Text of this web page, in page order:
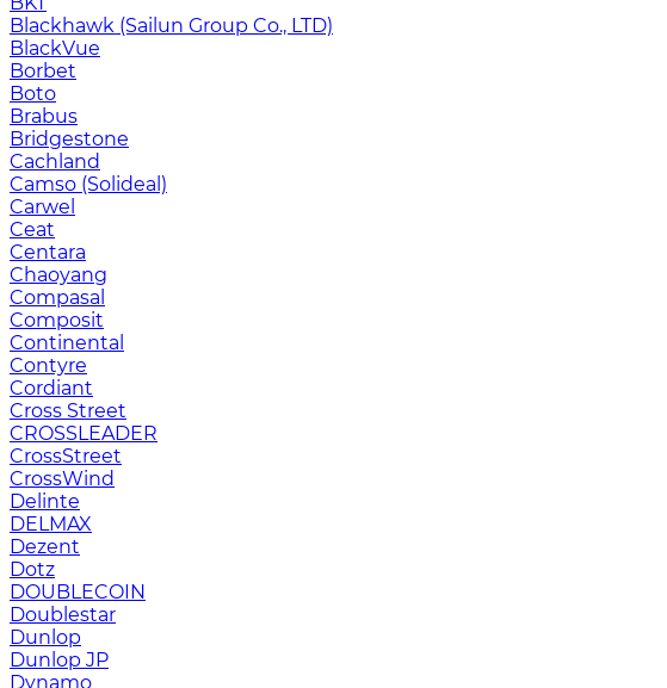
Blackhawk (Sailun Group Co., LTD)
BlackVue
Borbet
Boto
Brabus
Bridgestone
Cachland
Camso (Solideal)
Carwel
Ceat
Centara
Chaoyang
Compasal
Composit
Continental
Contyre
Cordiant
Cross Street
CROSSLEADER
CrossStreet
CrossWind
Delinte
DELMAX
Dezent
Dotz
DOUBLECOIN
Doublestar
Dunlop
Dunlop JP
Dynamo